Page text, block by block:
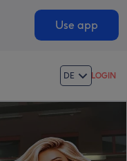
Use app
DE LOGIN